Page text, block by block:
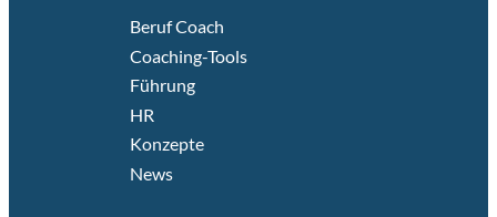
Beruf Coach
Coaching-Tools
Führung
HR
Konzepte
News